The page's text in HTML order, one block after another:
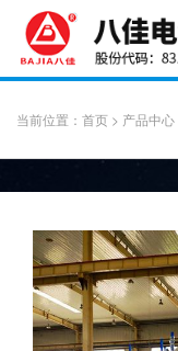
当前位置： 首页 > 产品中心